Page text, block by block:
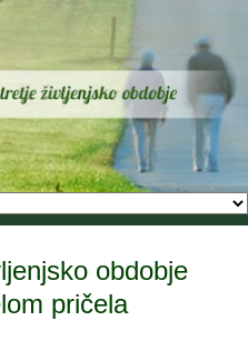
obdobje
pričela